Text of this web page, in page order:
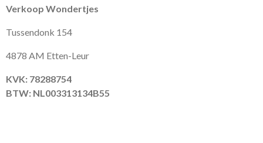
Verkoop Wondertjes
Tussendonk 154
4878 AM Etten-Leur
KVK: 78288754
BTW: NL003313134B55